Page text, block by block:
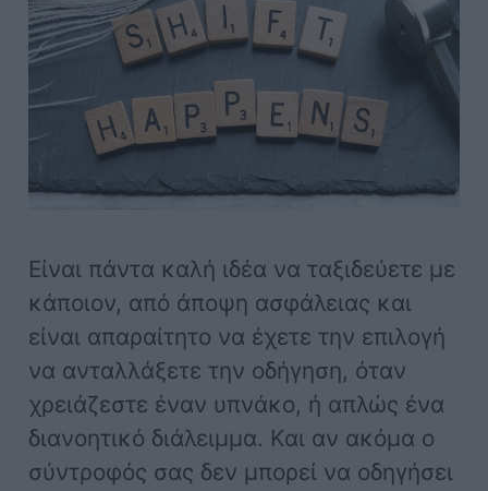
Είναι πάντα καλή ιδέα να ταξιδεύετε με
κάποιον, από άποψη ασφάλειας και
είναι απαραίτητο να έχετε την επιλογή
να ανταλλάξετε την οδήγηση, όταν
χρειάζεστε έναν υπνάκο, ή απλώς ένα
διανοητικό διάλειμμα. Και αν ακόμα ο
σύντροφός σας δεν μπορεί να οδηγήσει